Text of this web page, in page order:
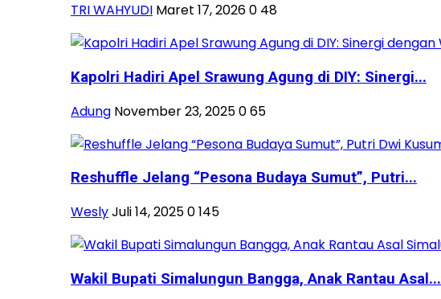
TRI WAHYUDI Maret 17, 20260 48
Kapolri Hadiri Apel Srawung Agung di DIY: Sinergi...
Adung November 23, 2025065
Reshuffle Jelang “Pesona Budaya Sumut”, Putri...
WeslyJuli 14, 20250145
Wakil Bupati Simalungun Bangga, Anak Rantau Asal...